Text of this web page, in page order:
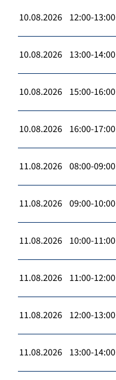
10.08.2026 12:00-13:00
10.08.2026 13:00-14:00
10.08.2026 15:00-16:00
10.08.2026 16:00-17:00
11.08.2026 08:00-09:00
11.08.2026 09:00-10:00
11.08.2026 10:00-11:00
11.08.2026 11:00-12:00
11.08.2026 12:00-13:00
11.08.2026 13:00-14:00